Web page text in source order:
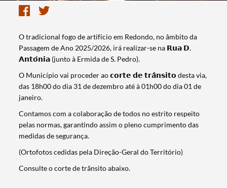
O tradicional fogo de artifício em Redondo, no âmbito da
Passagem de Ano 2025/2026, irá realizar-se na 𝗥𝘂𝗮 𝗗.
𝗔𝗻𝘁𝗼́𝗻𝗶𝗮 (junto à Ermida de S. Pedro).
O Município vai proceder ao 𝗰𝗼𝗿𝘁𝗲 𝗱𝗲 𝘁𝗿𝗮̂𝗻𝘀𝗶𝘁𝗼 desta via,
das 18h00 do dia 31 de dezembro até à 01h00 do dia 01 de
janeiro.
Contamos com a colaboração de todos no estrito respeito
pelas normas, garantindo assim o pleno cumprimento das
medidas de segurança.
(Ortofotos cedidas pela Direção-Geral do Território)
Consulte o corte de trânsito abaixo.